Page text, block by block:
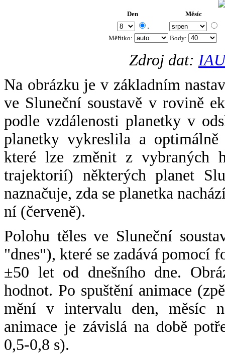
Den Měsíc
.
Měřítko: Body:
Zdroj dat:
Na obrázku je v základním
ve Sluneční soustavě v rovině
podle vzdálenosti planetky v
planetky vykreslila a
které lze změnit z vybraných
trajektorií) některých planet
naznačuje, zda se planetka
ní (červeně).
Polohu těles ve Sluneční
"dnes"), které se zadává pomocí
±50 let od dnešního dne.
hodnot. Po spuštění animace
mění v intervalu den, měsíc
animace je závislá na době
0,5-0,8 s).